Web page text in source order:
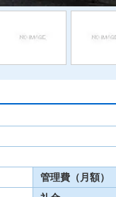
管理費（月額）